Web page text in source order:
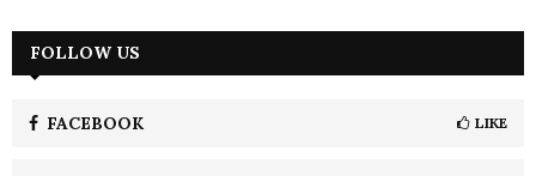
FOLLOW US
FACEBOOK LIKE